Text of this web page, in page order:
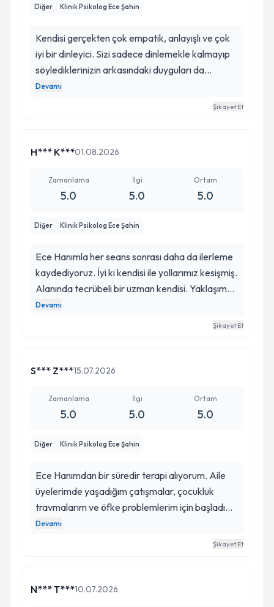
Diğer Klinik Psikolog Ece Şahin
Kendisi gerçekten çok empatik, anlayışlı ve çok
iyi bir dinleyici. Sizi sadece dinlemekle kalmayıp
söylediklerinizin arkasındaki duyguları da
anlayabilen bir uzman. Yaklaşımı, samimiyeti ve
doğru zamanda yaptığı doğru dokunuşlarla
ediyorum.
Devamı
Şikayet Et
H*** K***01.08.2026
Zamanlama
5.0
İlgi
5.0
Ortam
5.0
Diğer Klinik Psikolog Ece Şahin
Ece Hanımla her seans sonrası daha da ilerleme
kaydediyoruz. İyi ki kendisi ile yollarımız kesişmiş.
Alanında tecrübeli bir uzman kendisi. Yaklaşım
şekli çok pozitif. İyi bir dinleyici ve empatik
kazandık.
Devamı
Şikayet Et
S*** Z***15.07.2026
Zamanlama
5.0
İlgi
5.0
Ortam
5.0
Diğer Klinik Psikolog Ece Şahin
Ece Hanımdan bir süredir terapi alıyorum. Aile
üyelerimde yaşadığım çatışmalar, çocukluk
travmalarım ve öfke problemlerim için başladım.
Başlangıçta bir şeylerin değişeceğine dair
umudum azdı. Ece Hanım süreç boyunca bana
görmeye başladım. Biriktirdiğim sorunları
Devamı
Şikayet Et
N*** T***10.07.2026